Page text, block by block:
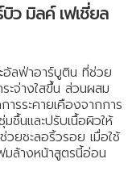
ว มิลค์ เฟเชี่ยล
ลฟ่าอาร์บูติน ที่ช่วย
ะจ่างใสขึ้น ส่วนผสม
รระคายเคืองจากการ
นและปรับเนื้อผิวให้
ยชะลอริ้วรอย เมื่อใช้
มล้างหน้าสูตรนี้อ่อน